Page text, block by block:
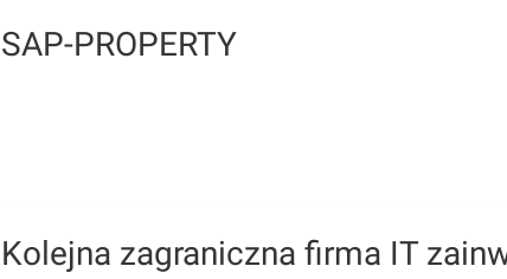
SAP-PROPERTY
Kolejna zagraniczna firma IT